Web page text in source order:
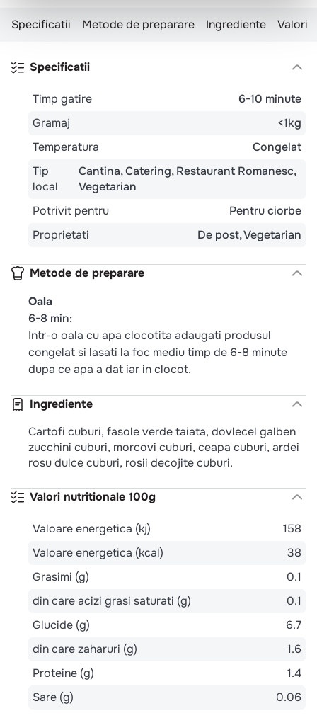
Specificatii Metode de preparare Ingrediente Valori
Specificatii
Timp gatire
6-10 minute
Gramaj
<1kg
Temperatura
Congelat
Tip
local
Cantina Catering Restaurant Romanesc
Vegetarian
Potrivit pentru
Pentru ciorbe
Proprietati
De post Vegetarian
Metode de preparare
Oala
6-8 min:
Intr-o oala cu apa clocotita adaugati produsul
congelat si lasati la foc mediu timp de 6-8 minute
dupa ce apa a dat iar in clocot.
Ingrediente
Cartofi cuburi, fasole verde taiata, dovlecel galben
zucchini cuburi, morcovi cuburi, ceapa cuburi, ardei
rosu dulce cuburi, rosii decojite cuburi.
Valori nutritionale 100g
Valoare energetica (kj)
158
Valoare energetica (kcal)
38
Grasimi (g)
0.1
din care acizi grasi saturati (g)
0.1
Glucide (g)
6.7
din care zaharuri (g)
1.6
Proteine (g)
1.4
Sare (g)
0.06